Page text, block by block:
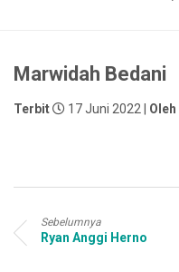
Marwidah Bedani
Terbit 17 Juni 2022 | Oleh
Sebelumnya
Ryan Anggi Herno